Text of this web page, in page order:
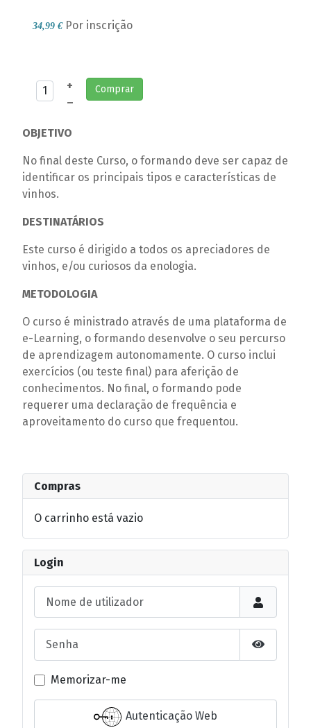
34,99 € Por inscrição
+
–
Comprar
OBJETIVO
No final deste Curso, o formando deve ser capaz de
identificar os principais tipos e características de
vinhos.
DESTINATÁRIOS
Este curso é dirigido a todos os apreciadores de
vinhos, e/ou curiosos da enologia.
METODOLOGIA
O curso é ministrado através de uma plataforma de
e-Learning, o formando desenvolve o seu percurso
de aprendizagem autonomamente. O curso inclui
exercícios (ou teste final) para aferição de
conhecimentos. No final, o formando pode
requerer uma declaração de frequência e
aproveitamento do curso que frequentou.
Compras
O carrinho está vazio
Login
Nome de utilizador
Mostrar
Memorizar-me
Autenticação Web